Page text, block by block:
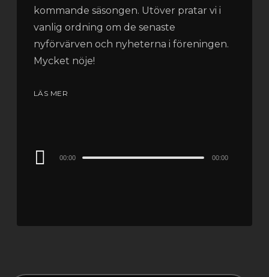
kommande säsongen. Utöver pratar vi i
vanlig ordning om de senaste
nyförvärven och nyheterna i föreningen.
Mycket nöje!
LÄS MER
Audio00:00 00:00